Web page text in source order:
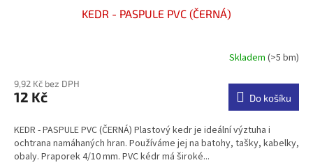
KEDR - PASPULE PVC (ČERNÁ)
produktu
je
z
5
hvězdiček.
Skladem(>5 bm)
9,92 Kč bez DPH
12 Kč Do košíku
KEDR - PASPULE PVC (ČERNÁ) Plastový kedr je ideální výztuha i
ochtrana namáhaných hran. Používáme jej na batohy, tašky, kabelky,
obaly. Praporek 4/10 mm. PVC kédr má široké...